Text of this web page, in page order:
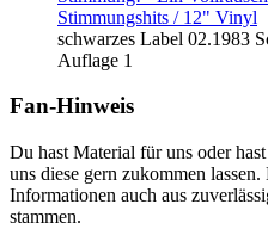
Stimmungshits / 12" Vinyl
schwarzes Label 02.1983
Auflage 1
Fan-Hinweis
Du hast Material für uns oder
uns diese gern zukommen
Informationen auch aus
stammen.